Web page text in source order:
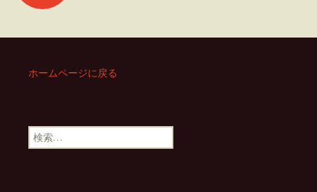
稿
ナ
ビ
ホームページに戻る
検
索